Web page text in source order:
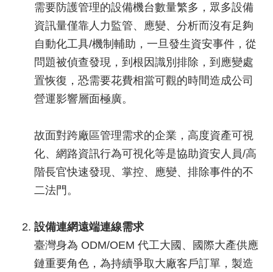
需要防護管理的設備機台數量繁多，眾多設備
資訊量僅靠人力監管、應變、分析而沒有足夠
自動化工具/機制輔助，一旦發生資安事件，從
問題被偵查發現，到根因識別排除，到應變處
置恢復，恐需要花費相當可觀的時間造成公司
營運影響層面極廣。
故面對跨廠區管理需求的企業，高度資產可視
化、網路資訊行為可視化等是協助資安人員/高
階長官快速發現、掌控、應變、排除事件的不
二法門。
設備連網遠端連線需求
臺灣身為 ODM/OEM 代工大國、國際大產供應
鏈重要角色，為持續爭取大廠客戶訂單，製造